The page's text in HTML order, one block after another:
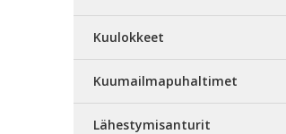
Kuulokkeet
Kuumailmapuhaltimet
Lähestymisanturit